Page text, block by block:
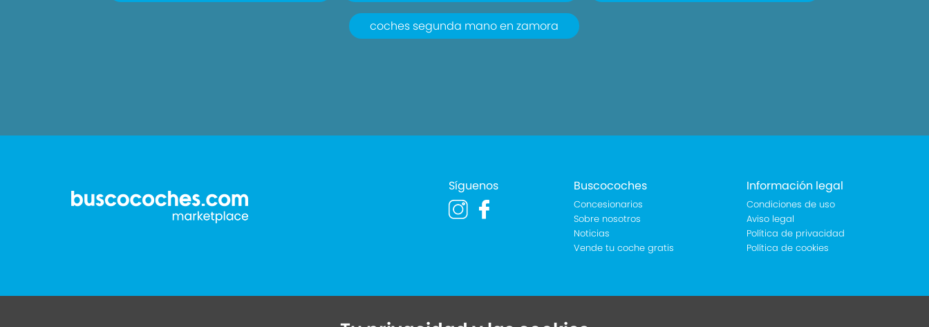
coches segunda mano en zamora
Síguenos Buscocoches
Concesionarios
Sobre nosotros
Noticias
Vende tu coche gratis
Información legal
Condiciones de uso
Aviso legal
Política de privacidad
Política de cookies